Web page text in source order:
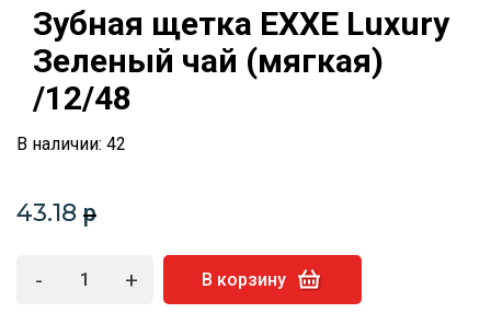
Зубная щетка EXXE Luxury
Зеленый чай (мягкая)
/12/48
В наличии: 42
43.18 p
- + В корзину